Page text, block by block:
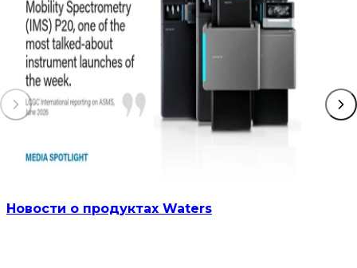
Новости о продуктах Waters